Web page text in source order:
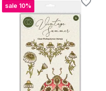
sale 10%